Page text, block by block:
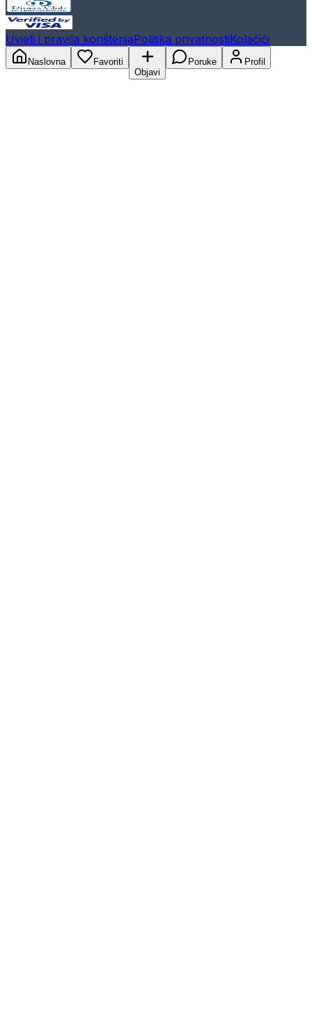
Uvjeti i pravila korištenjaPolitika privatnostiKolačići
Naslovna
Favoriti
Objavi
Poruke Profil